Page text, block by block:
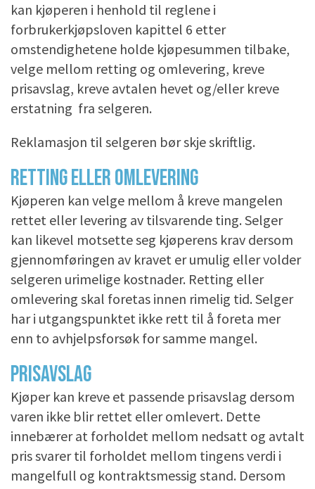
kan kjøperen i henhold til reglene i
forbrukerkjøpsloven kapittel 6 etter
omstendighetene holde kjøpesummen tilbake,
velge mellom retting og omlevering, kreve
prisavslag, kreve avtalen hevet og/eller kreve
erstatning fra selgeren.
Reklamasjon til selgeren bør skje skriftlig.
RETTING ELLER OMLEVERING
Kjøperen kan velge mellom å kreve mangelen
rettet eller levering av tilsvarende ting. Selger
kan likevel motsette seg kjøperens krav dersom
gjennomføringen av kravet er umulig eller volder
selgeren urimelige kostnader. Retting eller
omlevering skal foretas innen rimelig tid. Selger
har i utgangspunktet ikke rett til å foreta mer
enn to avhjelpsforsøk for samme mangel.
PRISAVSLAG
Kjøper kan kreve et passende prisavslag dersom
varen ikke blir rettet eller omlevert. Dette
innebærer at forholdet mellom nedsatt og avtalt
pris svarer til forholdet mellom tingens verdi i
mangelfull og kontraktsmessig stand. Dersom